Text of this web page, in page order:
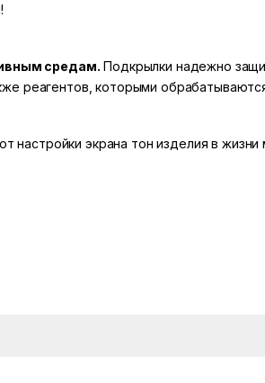
средам. Подкрылки надежно
реагентов, которыми
настройки экрана тон изделия в